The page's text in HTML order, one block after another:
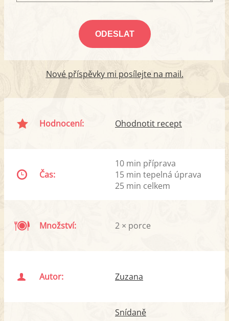
Nové příspěvky mi posílejte na mail.
Hodnocení: Ohodnotit recept
Čas:
10 min příprava
15 min tepelná úprava
25 min celkem
Množství: 2 × porce
Autor: Zuzana
Snídaně